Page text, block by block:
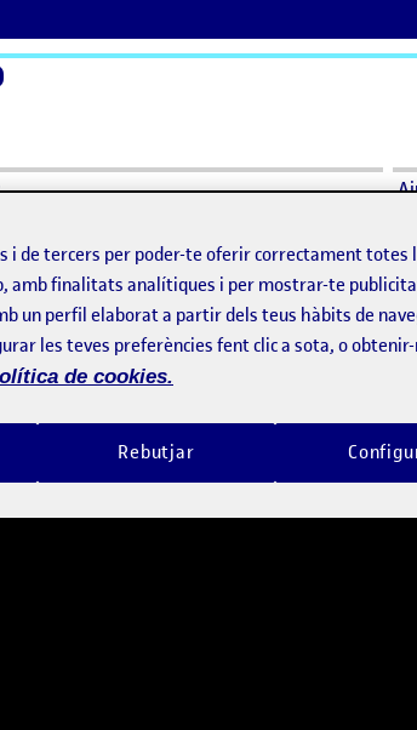
i de tercers per poder-te oferir correctament totes
amb finalitats analítiques i per mostrar-te
un perfil elaborat a partir dels teus hàbits de
les teves preferències fent clic a sota, o
de cookies.
Rebutjar